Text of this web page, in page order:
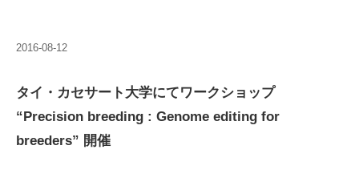
2016-08-12
タイ・カセサート大学にてワークショップ
“Precision breeding : Genome editing for
breeders” 開催